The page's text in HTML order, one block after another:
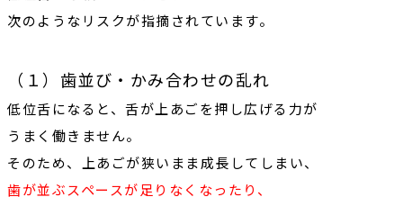
次のようなリスクが指摘されています。
（１）歯並び・かみ合わせの乱れ
低位舌になると、舌が上あごを押し広げる力が
うまく働きません。
そのため、上あごが狭いまま成長してしまい、
歯が並ぶスペースが足りなくなったり、